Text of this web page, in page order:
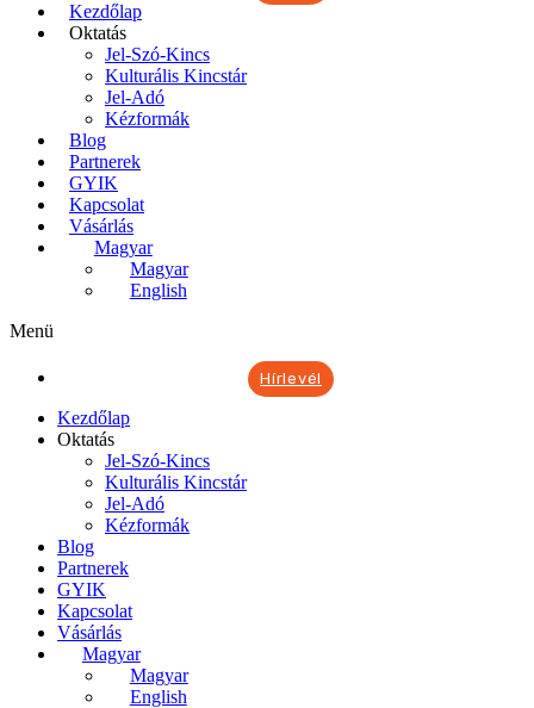
Kezdőlap
Oktatás
Jel-Szó-Kincs
Kulturális Kincstár
Jel-Adó
Kézformák
Blog
Partnerek
GYIK
Kapcsolat
Vásárlás
Magyar
Magyar
English
Menü
Hírlevél
Kezdőlap
Oktatás
Jel-Szó-Kincs
Kulturális Kincstár
Jel-Adó
Kézformák
Blog
Partnerek
GYIK
Kapcsolat
Vásárlás
Magyar
Magyar
English